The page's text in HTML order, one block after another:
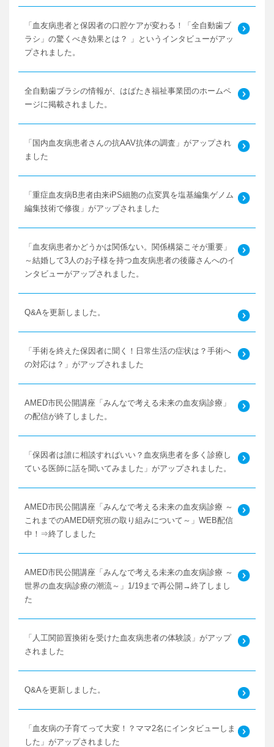
「血友病患者と保因者の口腔ケアが変わる！「全自動歯ブ
ラシ」の驚くべき効果とは？ 」というインタビューがアッ
プされました。
全自動歯ブラシの情報が、はばたき福祉事業団のホームペ
ージに掲載されました。
「国内血友病患者さんの抗AAV抗体の調査」がアップされ
ました
「重症血友病B患者由来iPS細胞の点変異を塩基編集ゲノム
編集技術で修復」がアップされました
「血友病患者かどうかは関係ない。関係構築こそが重要」
～結婚して3人のお子様を持つ血友病患者の後藤さんへのイ
ンタビューがアップされました。
Q&Aを更新しました。
「手術を終えた保因者に聞く！日常生活の症状は？手術へ
の対応は？」がアップされました
AMED市民公開講座「みんなで考える未来の血友病診療」
の配信が終了しました。
「保因者は誰に相談すればいい？血友病患者を多く診療し
ている医師に話を聞いてみました」がアップされました。
AMED市民公開講座「みんなで考える未来の血友病診療 ～
これまでのAMED研究班の取り組みについて～」WEB配信
中！⇒終了しました
AMED市民公開講座「みんなで考える未来の血友病診療 ～
世界の血友病診療の潮流～」1/19まで再公開→終了しまし
た
「人工関節置換術を受けた血友病患者の体験談」がアップ
されました
Q&Aを更新しました。
「血友病の子育てって大変！？ママ2名にインタビューしま
した」がアップされました